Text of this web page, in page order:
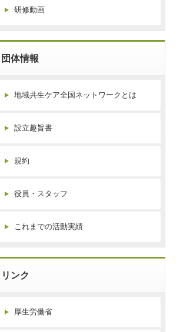
研修動画
団体情報
地域共生ケア全国ネットワークとは
設立趣旨書
規約
役員・スタッフ
これまでの活動実績
リンク
厚生労働省